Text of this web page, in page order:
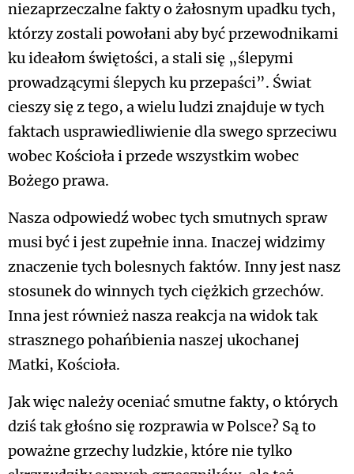
niezaprzeczalne fakty o żałosnym upadku tych,
którzy zostali powołani aby być przewodnikami
ku ideałom świętości, a stali się „ślepymi
prowadzącymi ślepych ku przepaści”. Świat
cieszy się z tego, a wielu ludzi znajduje w tych
faktach usprawiedliwienie dla swego sprzeciwu
wobec Kościoła i przede wszystkim wobec
Bożego prawa.
Nasza odpowiedź wobec tych smutnych spraw
musi być i jest zupełnie inna. Inaczej widzimy
znaczenie tych bolesnych faktów. Inny jest nasz
stosunek do winnych tych ciężkich grzechów.
Inna jest również nasza reakcja na widok tak
strasznego pohańbienia naszej ukochanej
Matki, Kościoła.
Jak więc należy oceniać smutne fakty, o których
dziś tak głośno się rozprawia w Polsce? Są to
poważne grzechy ludzkie, które nie tylko